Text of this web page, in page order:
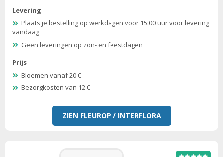
Levering
Plaats je bestelling op werkdagen voor 15:00 uur voor levering
vandaag
Geen leveringen op zon- en feestdagen
Prijs
Bloemen vanaf 20 €
Bezorgkosten van 12 €
ZIEN FLEUROP / INTERFLORA